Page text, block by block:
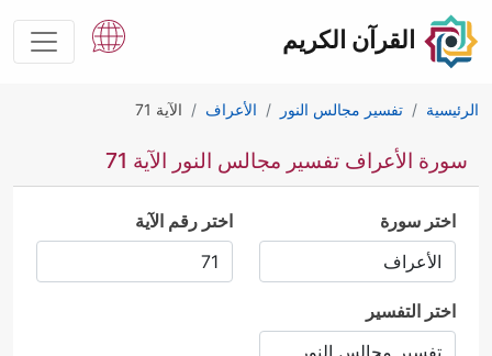
القرآن الكريم
الرئيسية تفسير مجالس النور الأعراف الآية 71
سورة الأعراف تفسير مجالس النور الآية 71
اختر سورة اختر رقم الآية
اختر التفسير